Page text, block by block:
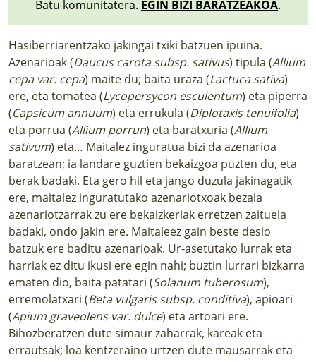
Batu komunitatera. EGIN BIZI BARATZEAKOA.
Hasiberriarentzako jakingai txiki batzuen ipuina.
Azenarioak (Daucus carota subsp. sativus) tipula (Allium
cepa var. cepa) maite du; baita uraza (Lactuca sativa)
ere, eta tomatea (Lycopersycon esculentum) eta piperra
(Capsicum annuum) eta errukula (Diplotaxis tenuifolia)
eta porrua (Allium porrun) eta baratxuria (Allium
sativum) eta… Maitalez inguratua bizi da azenarioa
baratzean; ia landare guztien bekaizgoa puzten du, eta
berak badaki. Eta gero hil eta jango duzula jakinagatik
ere, maitalez inguratutako azenariotxoak bezala
azenariotzarrak zu ere bekaizkeriak erretzen zaituela
badaki, ondo jakin ere. Maitaleez gain beste desio
batzuk ere baditu azenarioak. Ur-asetutako lurrak eta
harriak ez ditu ikusi ere egin nahi; buztin lurrari bizkarra
ematen dio, baita patatari (Solanum tuberosum),
erremolatxari (Beta vulgaris subsp. conditiva), apioari
(Apium graveolens var. dulce) eta artoari ere.
Bihozberatzen dute simaur zaharrak, kareak eta
errautsak; loa kentzeraino urtzen dute mausarrak eta